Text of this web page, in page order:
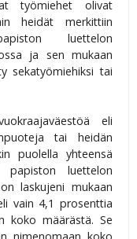
työmiehet olivat
heidät merkittiin
luettelon
ja sen mukaan
sekatyömiehiksi tai
eli
tai heidän
puolella yhteensä
luettelon
laskujeni mukaan
vain 4,1 prosenttia
koko määrästä. Se